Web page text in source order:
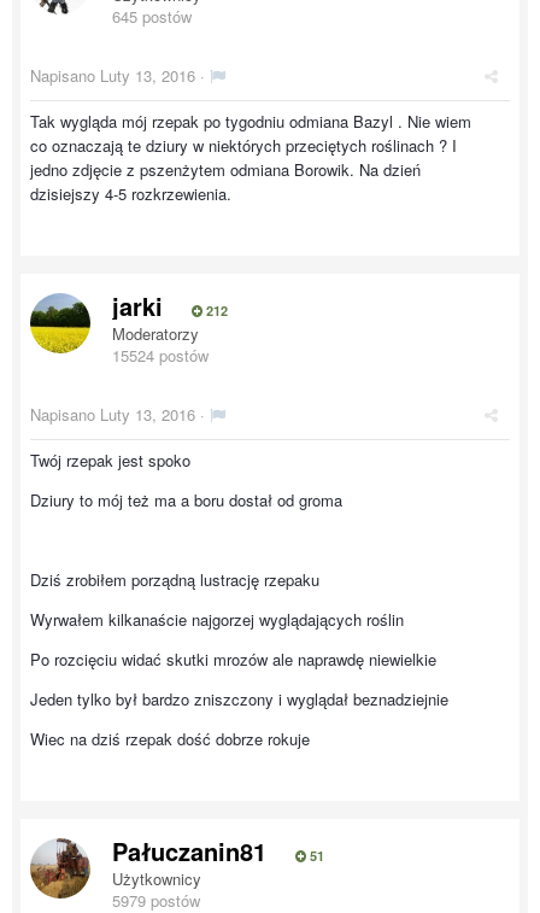
645 postów
Napisano Luty 13, 2016 ·
Tak wygląda mój rzepak po tygodniu odmiana Bazyl . Nie wiem
co oznaczają te dziury w niektórych przeciętych roślinach ? I
jedno zdjęcie z pszenżytem odmiana Borowik. Na dzień
dzisiejszy 4-5 rozkrzewienia.
jarki 212
Moderatorzy
15524 postów
Napisano Luty 13, 2016 ·
Twój rzepak jest spoko
Dziury to mój też ma a boru dostał od groma
Dziś zrobiłem porządną lustrację rzepaku
Wyrwałem kilkanaście najgorzej wyglądających roślin
Po rozcięciu widać skutki mrozów ale naprawdę niewielkie
Jeden tylko był bardzo zniszczony i wyglądał beznadziejnie
Wiec na dziś rzepak dość dobrze rokuje
Pałuczanin81 51
Użytkownicy
5979 postów